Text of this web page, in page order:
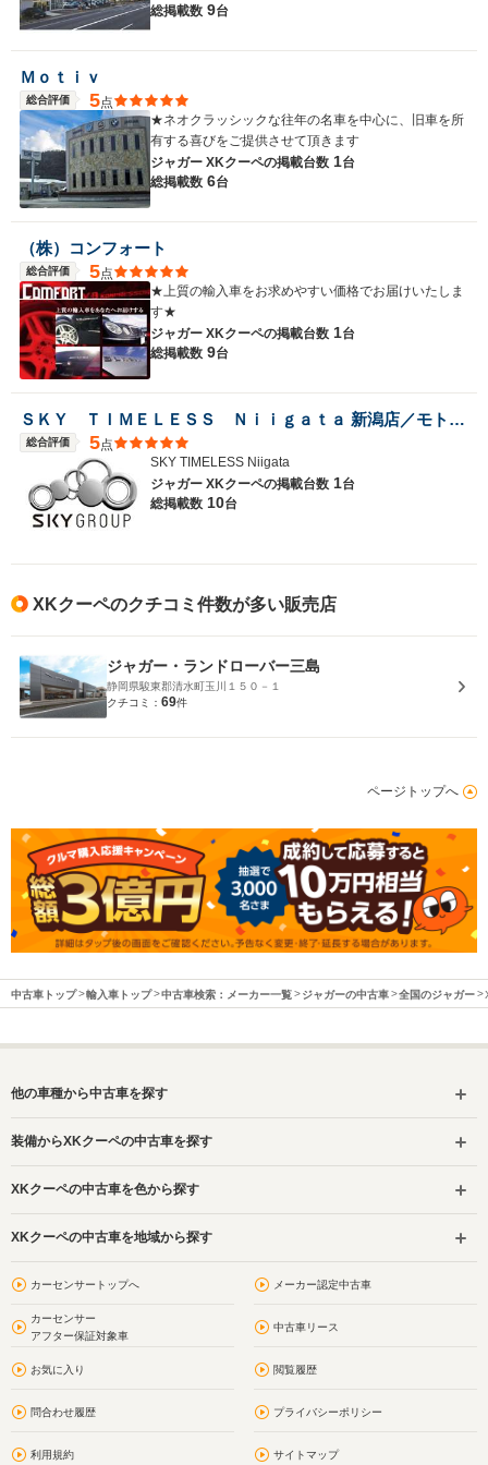
総掲載数 9台
Ｍｏｔｉｖ
総合評価 5点
★ネオクラッシックな往年の名車を中心に、旧車を所
有する喜びをご提供させて頂きます
ジャガー XKクーペの掲載台数 1台
総掲載数 6台
（株）コンフォート
総合評価 5点
★上質の輸入車をお求めやすい価格でお届けいたしま
す★
ジャガー XKクーペの掲載台数 1台
総掲載数 9台
ＳＫＹ ＴＩＭＥＬＥＳＳ Ｎｉｉｇａｔａ 新潟店／モトーレンニイガタ（株）
総合評価 5点
SKY TIMELESS Niigata
ジャガー XKクーペの掲載台数 1台
総掲載数 10台
XKクーペのクチコミ件数が多い販売店
ジャガー・ランドローバー三島
静岡県駿東郡清水町玉川１５０－１
クチコミ： 69件
ページトップへ
中古車トップ 輸入車トップ 中古車検索：メーカー一覧 ジャガーの中古車 全国のジャガー
他の車種から中古車を探す
装備からXKクーペの中古車を探す
XKクーペの中古車を色から探す
XKクーペの中古車を地域から探す
カーセンサートップへ メーカー認定中古車
カーセンサー
アフター保証対象車
中古車リース
お気に入り 閲覧履歴
問合わせ履歴 プライバシーポリシー
利用規約 サイトマップ